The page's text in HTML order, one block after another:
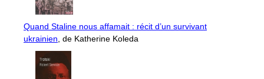
Quand Staline nous affamait : récit d’un survivant
ukrainien , de Katherine Koleda